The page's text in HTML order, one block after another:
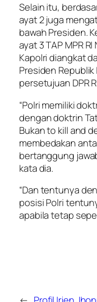
Selain itu,
ayat 2 juga
bawah Presiden.
ayat 3 TAP MPR
Kapolri diangkat
Presiden
persetujuan DPR
“Polri memiliki
dengan doktrin
Bukan to kill and
membedakan
bertanggung
kata dia.
“Dan tentunya
posisi Polri
apabila tetap